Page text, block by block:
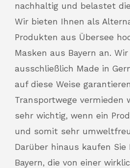
nachhaltig und belastet
Wir bieten Ihnen als
Produkten aus Übersee
Masken aus Bayern an.
ausschließlich Made in
auf diese Weise
Transportwege vermieden
sehr wichtig, wenn ein
und somit sehr
Darüber hinaus kaufen Sie
Bayern, die von einer